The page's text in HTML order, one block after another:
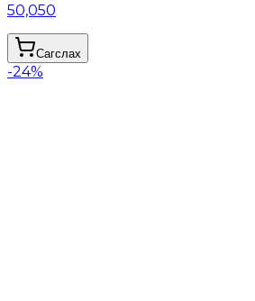
50,050
Сагслах
-24%